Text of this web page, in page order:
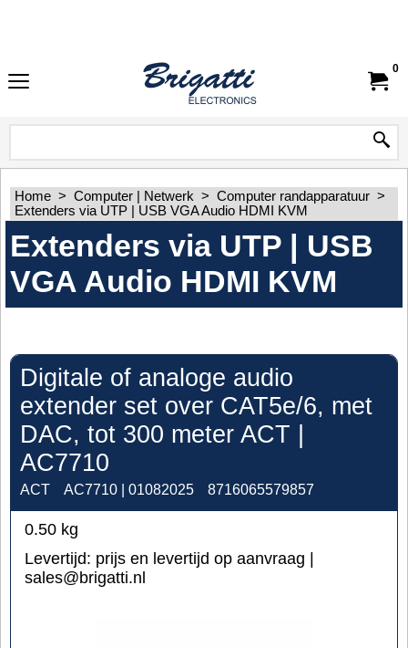
0
Home > Computer | Netwerk > Computer randapparatuur >
Extenders via UTP | USB VGA Audio HDMI KVM
Extenders via UTP | USB
VGA Audio HDMI KVM
Digitale of analoge audio
extender set over CAT5e/6, met
DAC, tot 300 meter ACT |
AC7710
ACT AC7710 | 01082025 8716065579857
0.50 kg
Levertijd: prijs en levertijd op aanvraag |
sales@brigatti.nl